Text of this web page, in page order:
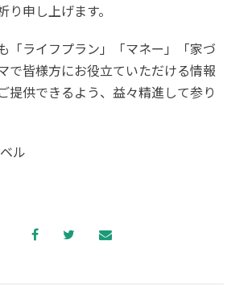
り申し上げます。
「ライフプラン」「マネー」「家づ
で皆様方にお役立ていただける情報
提供できるよう、益々精進して参り
ル